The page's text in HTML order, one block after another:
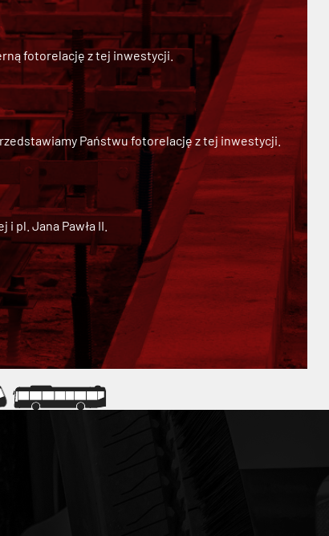
fotorelację z tej inwestycji.
Państwu fotorelację z tej inwestycji.
pl. Jana Pawła II.